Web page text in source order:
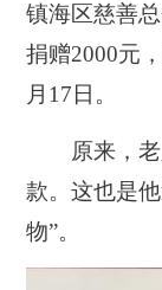
镇海区慈善
捐赠2000元
月17日。
原来，老
款。这也是
物”。